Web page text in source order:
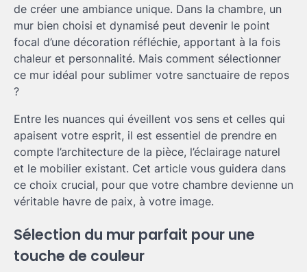
de créer une ambiance unique. Dans la chambre, un
mur bien choisi et dynamisé peut devenir le point
focal d’une décoration réfléchie, apportant à la fois
chaleur et personnalité. Mais comment sélectionner
ce mur idéal pour sublimer votre sanctuaire de repos
?
Entre les nuances qui éveillent vos sens et celles qui
apaisent votre esprit, il est essentiel de prendre en
compte l’architecture de la pièce, l’éclairage naturel
et le mobilier existant. Cet article vous guidera dans
ce choix crucial, pour que votre chambre devienne un
véritable havre de paix, à votre image.
Sélection du mur parfait pour une
touche de couleur